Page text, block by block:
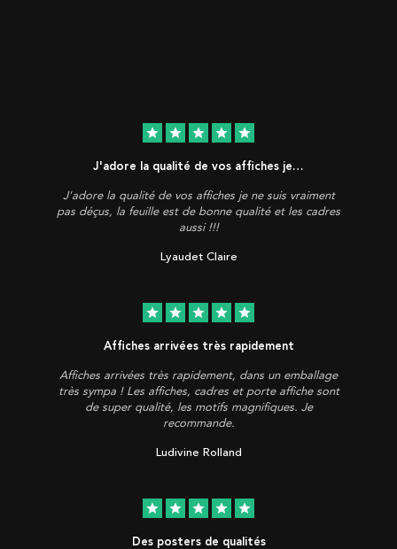
star star star star star
J'adore la qualité de vos affiches je…
J'adore la qualité de vos affiches je ne suis vraiment
pas déçus, la feuille est de bonne qualité et les cadres
aussi !!!
Lyaudet Claire
star star star star star
Affiches arrivées très rapidement
Affiches arrivées très rapidement, dans un emballage
très sympa ! Les affiches, cadres et porte affiche sont
de super qualité, les motifs magnifiques. Je
recommande.
Ludivine Rolland
star star star star star
Des posters de qualités